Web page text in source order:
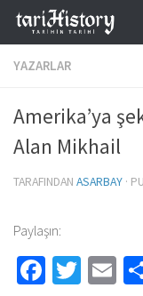
Skip to content
YAZARLAR
Amerika’ya
Alan Mikhail
TARAFINDAN ASARBAY ·
Paylaşın: